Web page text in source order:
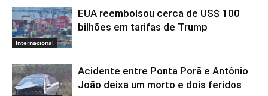
Internacional
EUA reembolsou cerca de US$ 100
bilhões em tarifas de Trump
Acidente entre Ponta Porã e Antônio
João deixa um morto e dois feridos